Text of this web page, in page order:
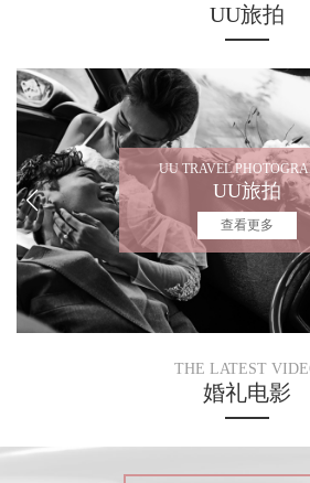
UU旅拍
UU TRAVEL
UU旅拍
查看更多
THE LATEST
婚礼电影